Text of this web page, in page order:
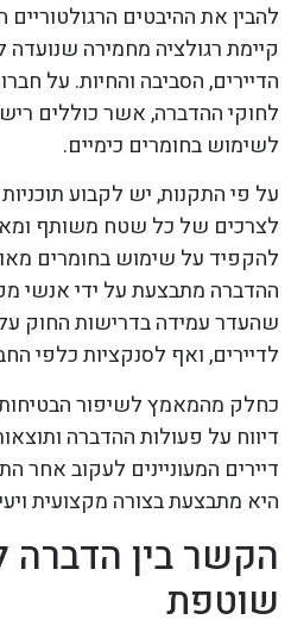
להבין את ההיבטים
קיימת רגולציה מחמירה
הדיירים, הסביבה והחיות. על
לחוקי ההדברה, אשר כוללים
לשימוש בחומרים כימיים.
על פי התקנות, יש לקבוע
לצרכים של כל שטח משותף
להקפיד על שימוש בחומרים
ההדברה מתבצעת על ידי אנשי
שהעדר עמידה בדרישות החוק
לדיירים, ואף לסנקציות כלפי
כחלק מהמאמץ לשיפור הבטיחות
דיווח על פעולות ההדברה
דיירים המעוניינים לעקוב אחר
היא מתבצעת בצורה מקצועית
הקשר בין הדברה
שוטפת